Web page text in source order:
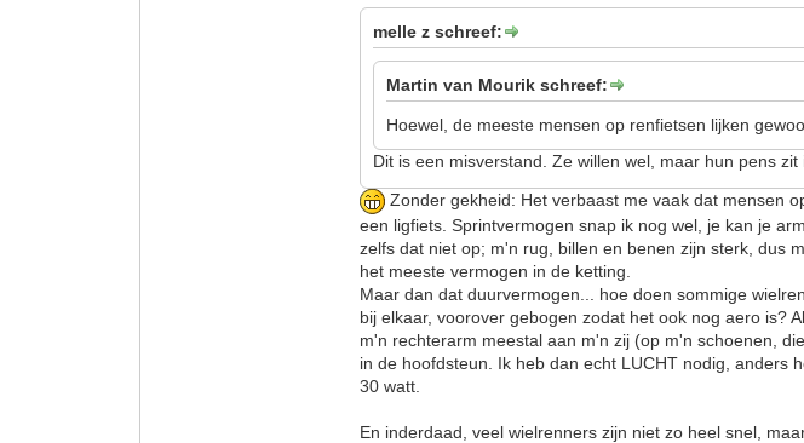
melle z schreef:
Martin van Mourik schreef:
Hoewel, de meeste mensen op renfietsen lijken
Dit is een misverstand. Ze willen wel, maar hun pens
Zonder gekheid: Het verbaast me vaak dat mensen
een ligfiets. Sprintvermogen snap ik nog wel, je kan je
zelfs dat niet op; m'n rug, billen en benen zijn sterk, dus
het meeste vermogen in de ketting.
Maar dan dat duurvermogen... hoe doen sommige
bij elkaar, voorover gebogen zodat het ook nog aero is?
m'n rechterarm meestal aan m'n zij (op m'n schoenen,
in de hoofdsteun. Ik heb dan echt LUCHT nodig, anders
30 watt.
En inderdaad, veel wielrenners zijn niet zo heel snel,